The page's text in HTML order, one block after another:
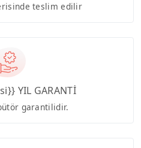
teslim edilir
YIL GARANTİ
garantilidir.